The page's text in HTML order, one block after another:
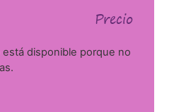
Precio
disponible porque no